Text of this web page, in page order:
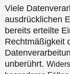
Viele
ausdrücklichen
bereits erteilte
Rechtmäßigkeit
unberührt.